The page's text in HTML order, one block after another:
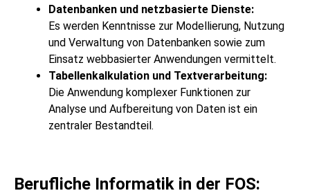
Datenbanken und netzbasierte Dienste:
Es werden Kenntnisse zur Modellierung, Nutzung
und Verwaltung von Datenbanken sowie zum
Einsatz webbasierter Anwendungen vermittelt.
Tabellenkalkulation und Textverarbeitung:
Die Anwendung komplexer Funktionen zur
Analyse und Aufbereitung von Daten ist ein
zentraler Bestandteil.
Berufliche Informatik in der FOS: